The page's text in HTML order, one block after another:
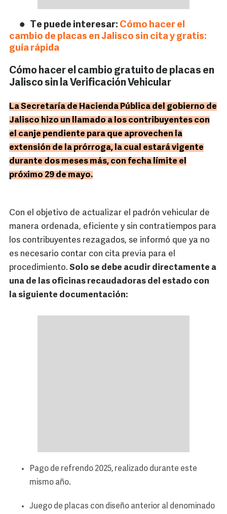
Te puede interesar: Cómo hacer el
cambio de placas en Jalisco sin cita y gratis:
guía rápida
Cómo hacer el cambio gratuito de placas en
Jalisco sin la Verificación Vehicular
La Secretaría de Hacienda Pública del gobierno de
Jalisco hizo un llamado a los contribuyentes con
el canje pendiente para que aprovechen la
extensión de la prórroga, la cual estará vigente
durante dos meses más, con fecha límite el
próximo 29 de mayo.
Con el objetivo de actualizar el padrón vehicular de
manera ordenada, eficiente y sin contratiempos para
los contribuyentes rezagados, se informó que ya no
es necesario contar con cita previa para el
procedimiento. Solo se debe acudir directamente a
una de las oficinas recaudadoras del estado con
la siguiente documentación:
Pago de refrendo 2025, realizado durante este
mismo año.
Juego de placas con diseño anterior al denominado